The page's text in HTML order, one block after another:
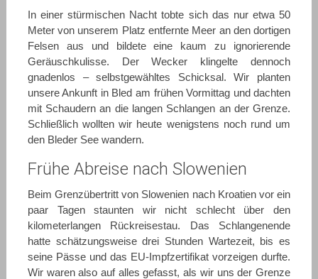
In einer stürmischen Nacht tobte sich das nur etwa 50
Meter von unserem Platz entfernte Meer an den dortigen
Felsen aus und bildete eine kaum zu ignorierende
Geräuschkulisse. Der Wecker klingelte dennoch
gnadenlos – selbstgewähltes Schicksal. Wir planten
unsere Ankunft in Bled am frühen Vormittag und dachten
mit Schaudern an die langen Schlangen an der Grenze.
Schließlich wollten wir heute wenigstens noch rund um
den Bleder See wandern.
Frühe Abreise nach Slowenien
Beim Grenzübertritt von Slowenien nach Kroatien vor ein
paar Tagen staunten wir nicht schlecht über den
kilometerlangen Rückreisestau. Das Schlangenende
hatte schätzungsweise drei Stunden Wartezeit, bis es
seine Pässe und das EU-Impfzertifikat vorzeigen durfte.
Wir waren also auf alles gefasst, als wir uns der Grenze